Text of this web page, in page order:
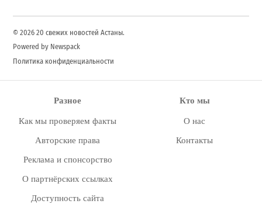
© 2026 20 свежих новостей Астаны.
Powered by Newspack
Политика конфиденциальности
Разное
Как мы проверяем факты
Авторские права
Реклама и спонсорство
О партнёрских ссылках
Доступность сайта
Кто мы
О нас
Контакты